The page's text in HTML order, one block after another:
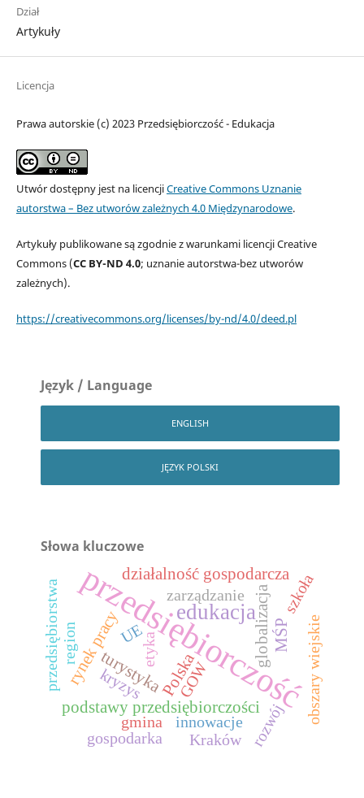
Dział
Artykuły
Licencja
Prawa autorskie (c) 2023 Przedsiębiorczość - Edukacja
Utwór dostępny jest na licencjiCreative Commons Uznanie
autorstwa – Bez utworów zależnych 4.0 Międzynarodowe.
Artykuły publikowane są zgodnie z warunkami licencji Creative
Commons (CC BY-ND 4.0; uznanie autorstwa-bez utworów
zależnych).
https://creativecommons.org/licenses/by-nd/4.0/deed.pl
Język / Language
ENGLISH
JĘZYK POLSKI
Słowa kluczowe
przedsiębiorczość
edukacjaglobalizacjaMŚP
Polska
podstawy przedsiębiorczości
turystyka
rynek pracy
działalność gospodarcza
zarządzanie
etyka
UE
rozwój
kryzys
innowacje
region obszary wiejskie
GOW
Kraków
gmina
szkoła
przedsiębiorstwa
gospodarka